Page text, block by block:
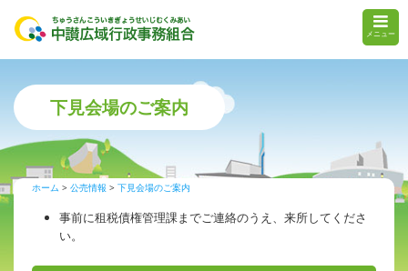
メニュー
下見会場のご案内
ホーム 公売情報 下見会場のご案内
事前に租税債権管理課までご連絡のうえ、来所してくださ
い。